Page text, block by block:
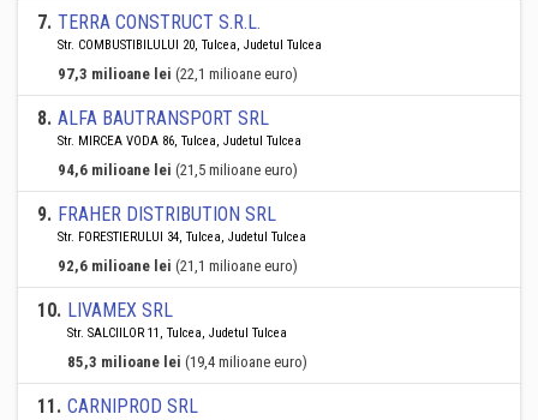
7. TERRA CONSTRUCT S.R.L.
Str. COMBUSTIBILULUI 20, Tulcea, Judetul Tulcea
97,3 milioane lei (22,1 milioane euro)
8. ALFA BAUTRANSPORT SRL
Str. MIRCEA VODA 86, Tulcea, Judetul Tulcea
94,6 milioane lei (21,5 milioane euro)
9. FRAHER DISTRIBUTION SRL
Str. FORESTIERULUI 34, Tulcea, Judetul Tulcea
92,6 milioane lei (21,1 milioane euro)
10. LIVAMEX SRL
Str. SALCIILOR 11, Tulcea, Judetul Tulcea
85,3 milioane lei (19,4 milioane euro)
11. CARNIPROD SRL